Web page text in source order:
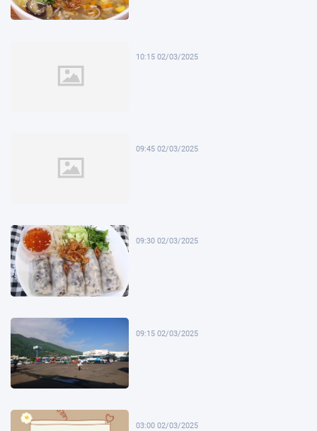
10:15 02/03/2025
09:45 02/03/2025
09:30 02/03/2025
09:15 02/03/2025
03:00 02/03/2025